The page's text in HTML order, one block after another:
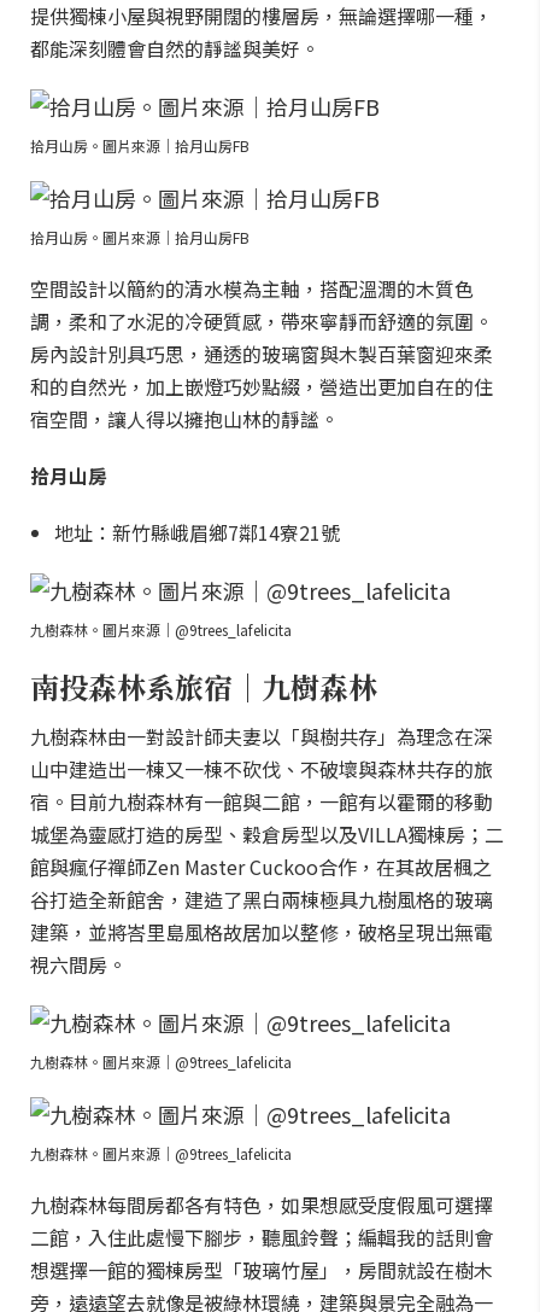
提供獨棟小屋與視野開闊的樓層房，無論選擇哪一種，
都能深刻體會自然的靜謐與美好。
拾月山房。圖片來源｜拾月山房FB
拾月山房。圖片來源｜拾月山房FB
空間設計以簡約的清水模為主軸，搭配溫潤的木質色
調，柔和了水泥的冷硬質感，帶來寧靜而舒適的氛圍。
房內設計別具巧思，通透的玻璃窗與木製百葉窗迎來柔
和的自然光，加上嵌燈巧妙點綴，營造出更加自在的住
宿空間，讓人得以擁抱山林的靜謐。
拾月山房
地址：新竹縣峨眉鄉7鄰14寮21號
九樹森林。圖片來源｜@9trees_lafelicita
南投森林系旅宿｜九樹森林
九樹森林由一對設計師夫妻以「與樹共存」為理念在深
山中建造出一棟又一棟不砍伐、不破壞與森林共存的旅
宿。目前九樹森林有一館與二館，一館有以霍爾的移動
城堡為靈感打造的房型、穀倉房型以及VILLA獨棟房；二
館與瘋仔禪師Zen Master Cuckoo合作，在其故居楓之
谷打造全新館舍，建造了黑白兩棟極具九樹風格的玻璃
建築，並將峇里島風格故居加以整修，破格呈現出無電
視六間房。
九樹森林。圖片來源｜@9trees_lafelicita
九樹森林。圖片來源｜@9trees_lafelicita
九樹森林每間房都各有特色，如果想感受度假風可選擇
二館，入住此處慢下腳步，聽風鈴聲；編輯我的話則會
想選擇一館的獨棟房型「玻璃竹屋」，房間就設在樹木
旁，遠遠望去就像是被綠林環繞，建築與景完全融為一